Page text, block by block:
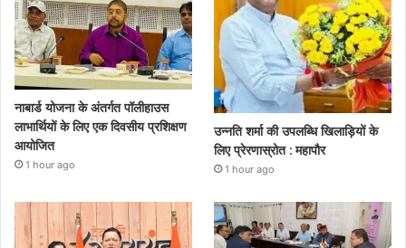
नाबार्ड योजना के अंतर्गत पॉलीहाउस
लाभार्थियों के लिए एक दिवसीय प्रशिक्षण
आयोजित
1 hour ago
उन्नति शर्मा की उपलब्धि खिलाड़ियों के
लिए प्रेरणास्रोत : महापौर
1 hour ago